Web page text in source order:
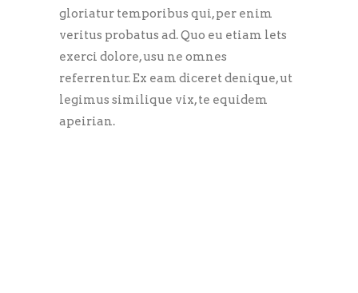
gloriatur temporibus qui, per enim
veritus probatus ad. Quo eu etiam lets
exerci dolore, usu ne omnes
referrentur. Ex eam diceret denique, ut
legimus similique vix, te equidem
apeirian.